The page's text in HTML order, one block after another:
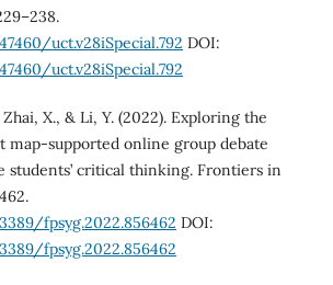
uct.v28iSpecial.792 DOI:
uct.v28iSpecial.792
X., & Li, Y. (2022). Exploring the
map-supported online group debate
students’ critical thinking. Frontiers in
fpsyg.2022.856462 DOI:
fpsyg.2022.856462